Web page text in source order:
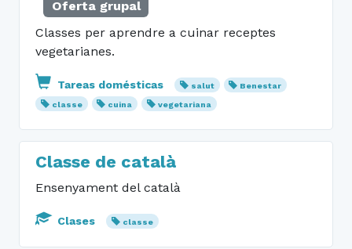
Oferta grupal
Classes per aprendre a cuinar receptes
vegetarianes.
Tareas domésticas salut
Benestar
classe
cuina vegetariana
Classe de català
Ensenyament del català
Clases classe